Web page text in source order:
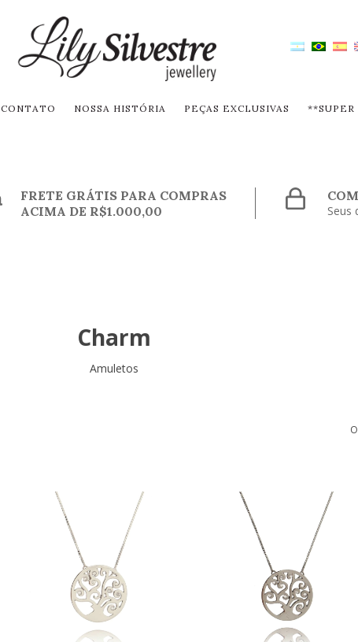
CONTATO NOSSA HISTÓRIA PEÇAS EXCLUSIVAS **SUPER
FRETE GRÁTIS PARA COMPRAS
ACIMA DE R$1.000,00
Seus
Charm
Amuletos